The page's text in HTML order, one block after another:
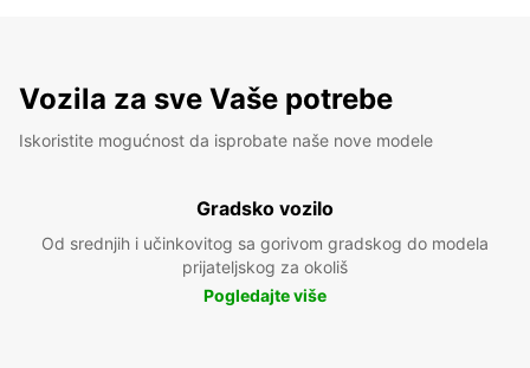
Vozila za sve Vaše potrebe
Iskoristite mogućnost da isprobate naše nove modele
Gradsko vozilo
Od srednjih i učinkovitog sa gorivom gradskog do modela
prijateljskog za okoliš
Pogledajte više